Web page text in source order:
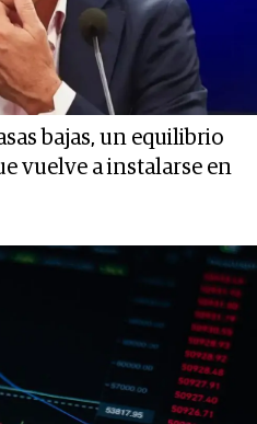
bajas, un equilibrio
vuelve a instalarse en